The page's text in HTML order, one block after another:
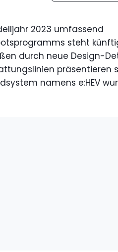
2023 umfassend
steht
durch neue Design-
präsentieren
namens e:HEV